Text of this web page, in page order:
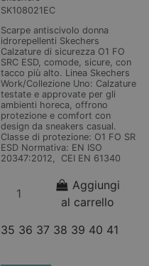
SK108021EC
Scarpe antiscivolo donna
idrorepellenti Skechers
Calzature di sicurezza O1 FO
SRC ESD, comode, sicure, con
tacco più alto. Linea Skechers
Work/Collezione Uno: Calzature
testate e approvate per gli
ambienti horeca, offrono
protezione e comfort con
design da sneakers casual.
Classe di protezione: O1 FO SR
ESD Normativa: EN ISO
20347:2012, CEI EN 61340
Aggiungi
al carrello
35 36 37 38 39 40 41